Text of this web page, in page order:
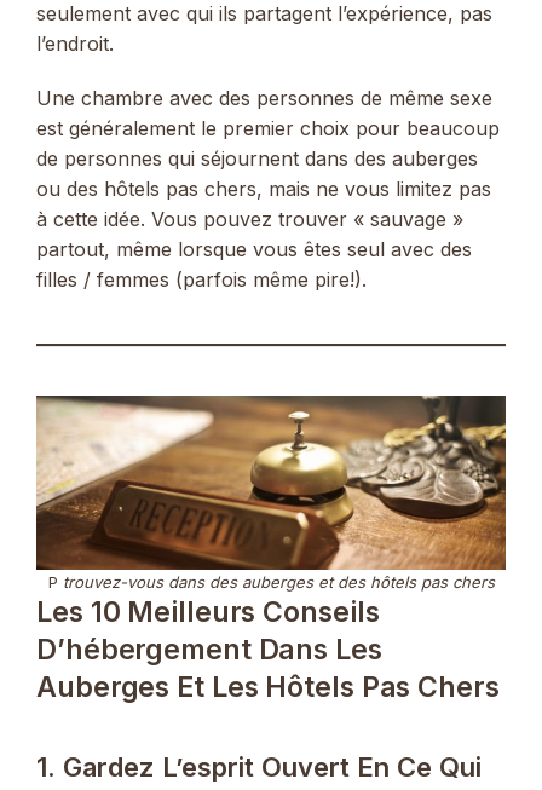
seulement avec qui ils partagent l’expérience, pas
l’endroit.
Une chambre avec des personnes de même sexe
est généralement le premier choix pour beaucoup
de personnes qui séjournent dans des auberges
ou des hôtels pas chers, mais ne vous limitez pas
à cette idée. Vous pouvez trouver « sauvage »
partout, même lorsque vous êtes seul avec des
filles / femmes (parfois même pire!).
P trouvez-vous dans des auberges et des hôtels pas chers
Les 10 Meilleurs Conseils
D’hébergement Dans Les
Auberges Et Les Hôtels Pas Chers
1. Gardez L’esprit Ouvert En Ce Qui